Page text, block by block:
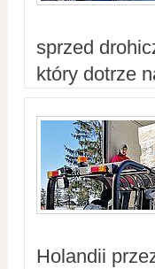
sprzed
który dotrze
Holandii